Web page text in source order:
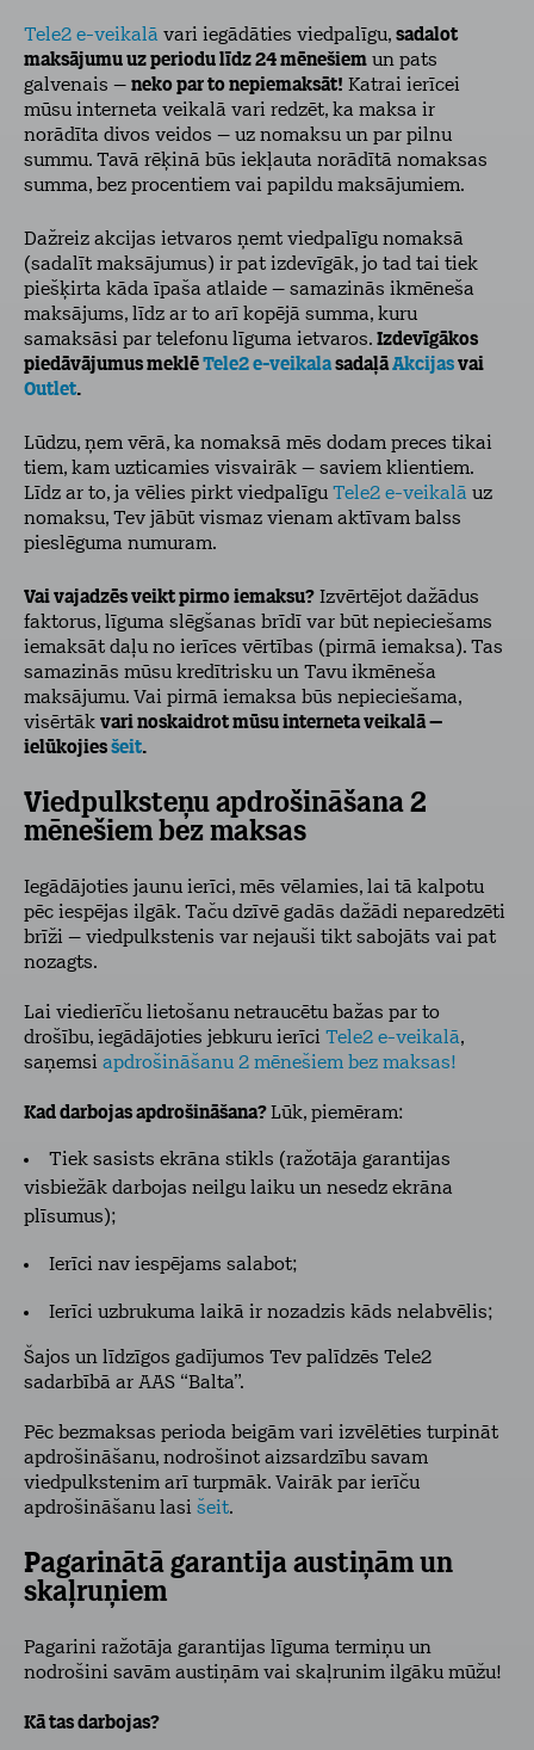
Tele2 e-veikalā vari iegādāties viedpalīgu, sadalot
maksājumu uz periodu līdz 24 mēnešiem un pats
galvenais – neko par to nepiemaksāt! Katrai ierīcei
mūsu interneta veikalā vari redzēt, ka maksa ir
norādīta divos veidos – uz nomaksu un par pilnu
summu. Tavā rēķinā būs iekļauta norādītā nomaksas
summa, bez procentiem vai papildu maksājumiem.
Dažreiz akcijas ietvaros ņemt viedpalīgu nomaksā
(sadalīt maksājumus) ir pat izdevīgāk, jo tad tai tiek
piešķirta kāda īpaša atlaide – samazinās ikmēneša
maksājums, līdz ar to arī kopējā summa, kuru
samaksāsi par telefonu līguma ietvaros. Izdevīgākos
piedāvājumus meklēTele2 e-veikalasadaļāAkcijasvai
Outlet.
Lūdzu, ņem vērā, ka nomaksā mēs dodam preces tikai
tiem, kam uzticamies visvairāk – saviem klientiem.
Līdz ar to, ja vēlies pirkt viedpalīgu Tele2 e-veikalā uz
nomaksu, Tev jābūt vismaz vienam aktīvam balss
pieslēguma numuram.
Vai vajadzēs veikt pirmo iemaksu? Izvērtējot dažādus
faktorus, līguma slēgšanas brīdī var būt nepieciešams
iemaksāt daļu no ierīces vērtības (pirmā iemaksa). Tas
samazinās mūsu kredītrisku un Tavu ikmēneša
maksājumu. Vai pirmā iemaksa būs nepieciešama,
visērtāk vari noskaidrot mūsu interneta veikalā –
ielūkojiesšeit.
Viedpulksteņu apdrošināšana 2
mēnešiem bez maksas
Iegādājoties jaunu ierīci, mēs vēlamies, lai tā kalpotu
pēc iespējas ilgāk. Taču dzīvē gadās dažādi neparedzēti
brīži – viedpulkstenis var nejauši tikt sabojāts vai pat
nozagts.
Lai viedierīču lietošanu netraucētu bažas par to
drošību, iegādājoties jebkuru ierīci Tele2 e-veikalā,
saņemsi apdrošināšanu 2 mēnešiem bez maksas!
Kad darbojas apdrošināšana?Lūk, piemēram:
Tiek sasists ekrāna stikls (ražotāja garantijas
visbiežāk darbojas neilgu laiku un nesedz ekrāna
plīsumus);
Ierīci nav iespējams salabot;
Ierīci uzbrukuma laikā ir nozadzis kāds nelabvēlis;
Šajos un līdzīgos gadījumos Tev palīdzēs Tele2
sadarbībā ar AAS “Balta”.
Pēc bezmaksas perioda beigām vari izvēlēties turpināt
apdrošināšanu, nodrošinot aizsardzību savam
viedpulkstenim arī turpmāk. Vairāk par ierīču
apdrošināšanu lasi šeit.
Pagarinātā garantija austiņām un
skaļruņiem
Pagarini ražotāja garantijas līguma termiņu un
nodrošini savām austiņām vai skaļrunim ilgāku mūžu!
Kā tas darbojas?